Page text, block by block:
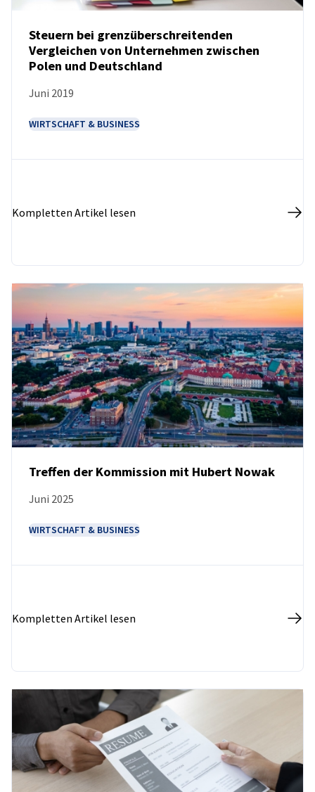
NEUIGKEITEN
Steuern bei grenzüberschreitenden
Vergleichen von Unternehmen zwischen
Polen und Deutschland
Juni 2019
WIRTSCHAFT & BUSINESS
Kompletten Artikel lesen
NEUIGKEITEN
Treffen der Kommission mit Hubert Nowak
Juni 2025
WIRTSCHAFT & BUSINESS
Kompletten Artikel lesen